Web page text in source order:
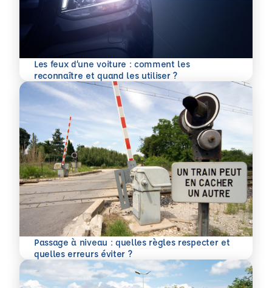
Les feux d’une voiture : comment les
reconnaître et quand les utiliser ?
En savoir plus
Passage à niveau : quelles règles respecter et
quelles erreurs éviter ?
En savoir plus